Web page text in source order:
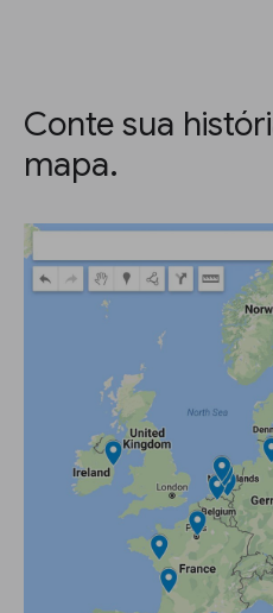
Conte sua
mapa.